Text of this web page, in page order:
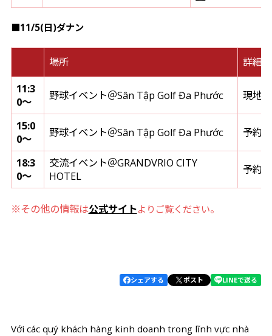
■11/5(日)ダナン
場所
詳細
11:3
0～
野球イベント＠Sân Tập Golf Đa Phước 現地
15:0
0～
野球イベント＠Sân Tập Golf Đa Phước 予約
18:3
0～
交流イベント＠GRANDVRIO CITY
HOTEL
予約
※その他の情報は公式サイトよりご覧ください。
シェアする ポスト LINEで送る
Với các quý khách hàng kinh doanh trong lĩnh vực nhà